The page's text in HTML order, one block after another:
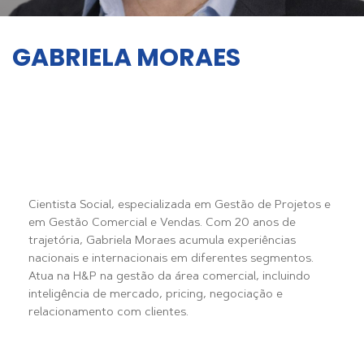
GABRIELA MORAES
Cientista Social, especializada em Gestão de Projetos e
em Gestão Comercial e Vendas. Com 20 anos de
trajetória, Gabriela Moraes acumula experiências
nacionais e internacionais em diferentes segmentos.
Atua na H&P na gestão da área comercial, incluindo
inteligência de mercado, pricing, negociação e
relacionamento com clientes.